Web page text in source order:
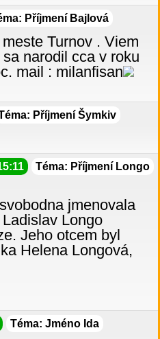
Příjmení Bajlová
Turnov . Viem
narodil cca v roku
mail : milanfisan
Příjmení Šymkiv
Téma: Příjmení Longo
jmenovala
Longo
Jeho otcem byl
Helena Longová,
Téma: Jméno Ida